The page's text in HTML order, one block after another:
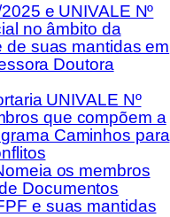
e UNIVALE Nº
no âmbito da
de suas mantidas em
Doutora
UNIVALE Nº
que compõem a
Caminhos para
os membros
Documentos
e suas mantidas